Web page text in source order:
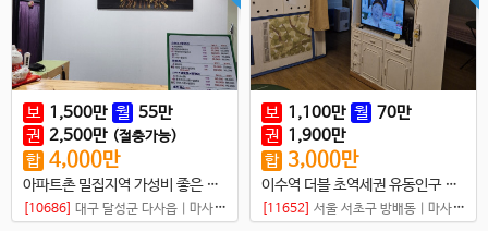
보 1,500만 월 55만
권 2,500만 (절충가능)
합 4,000만
아파트촌 밀집지역 가성비 좋은 초건전샵 매매
[10686] 대구 달성군 다사읍 마사지샵
보 1,100만 월 70만
권 1,900만
합 3,000만
이수역 더블 초역세권 유동인구 많은 곳
[11652] 서울 서초구 방배동 마사지샵